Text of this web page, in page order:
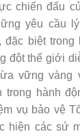
chiến đấu
yêu cầu
biệt trong
đột thế giới
vững vàng
hành
vụ bảo vệ
hiện các sứ